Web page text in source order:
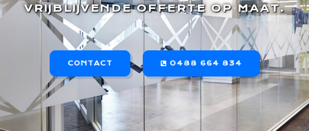
VRIJBLIJVENDE OFFERTE OP MAAT.
CONTACT 0488 664 834